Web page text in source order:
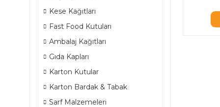
Kese Kağıtları
Fast Food Kutuları
Ambalaj Kağıtları
Gıda Kapları
Karton Kutular
Karton Bardak & Tabak
Sarf Malzemeleri